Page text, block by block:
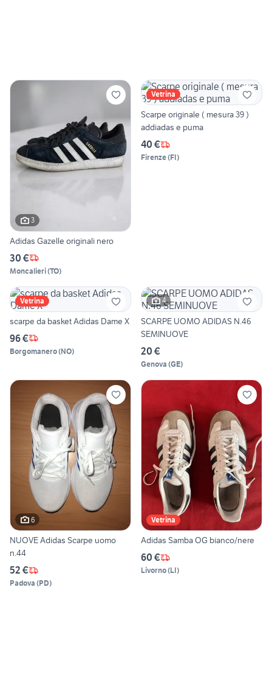
3
Adidas Gazelle originali nero
30 €
Moncalieri(TO)
Vetrina
Scarpe originale ( mesura 39 )
addiadas e puma
40 €
Firenze(FI)
Vetrina
scarpe da basket Adidas Dame X
96 €
Borgomanero(NO)
4
SCARPE UOMO ADIDAS N.46
SEMINUOVE
20 €
Genova (GE)
6
NUOVE Adidas Scarpe uomo
n.44
52 €
Padova (PD)
Vetrina
Adidas Samba OG bianco/nere
60 €
Livorno(LI)